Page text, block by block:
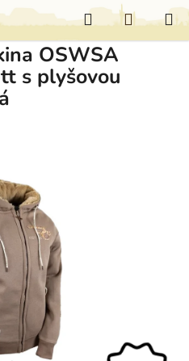
Hledat
KOŠÍK
OSWSA
s plyšovou